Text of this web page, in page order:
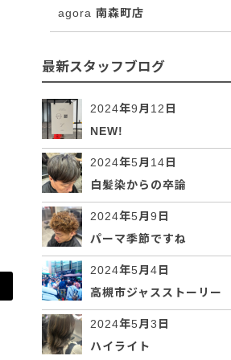
agora 南森町店
最新スタッフブログ
2024年9月12日
NEW!
2024年5月14日
白髪染からの卒論
2024年5月9日
パーマ季節ですね
2024年5月4日
高槻市ジャスストーリー
2024年5月3日
ハイライト